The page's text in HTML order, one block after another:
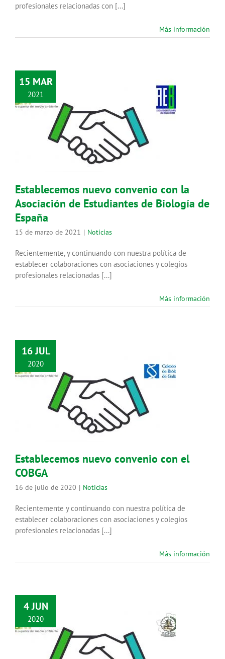
profesionales relacionadas con [...]
Más información
15 MAR
2021
Establecemos nuevo convenio con
la Asociación de Estudiantes de
Biología de España
Noticias
Establecemos nuevo convenio con la
Asociación de Estudiantes de Biología de
España
15 de marzo de 2021 | Noticias
Recientemente, y continuando con nuestra política de
establecer colaboraciones con asociaciones y colegios
profesionales relacionadas [...]
Más información
16 JUL
2020
Establecemos nuevo convenio con
el COBGA
Noticias
Establecemos nuevo convenio con el
COBGA
16 de julio de 2020 | Noticias
Recientemente y continuando con nuestra política de
establecer colaboraciones con asociaciones y colegios
profesionales relacionadas [...]
Más información
4 JUN
2020
Establecemos nuevo convenio con